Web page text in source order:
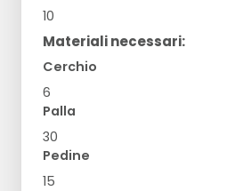
10
Materiali necessari:
Cerchio
6
Palla
30
Pedine
15